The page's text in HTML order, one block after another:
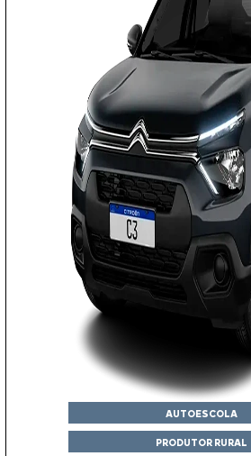
AUTOESCOLA
PRODUTOR RURAL